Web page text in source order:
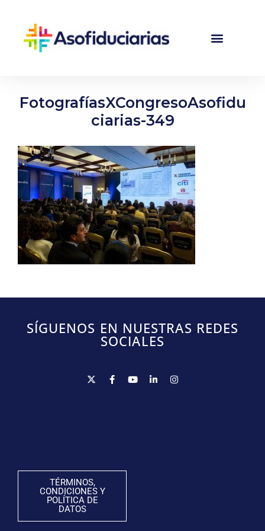
FotografíasXCongresoAsofidu
ciarias-349
SÍGUENOS EN NUESTRAS REDES
SOCIALES
TÉRMINOS,
CONDICIONES Y
POLÍTICA DE
DATOS